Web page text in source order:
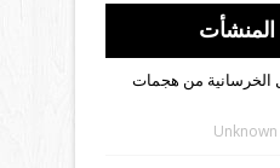
المنشأت
الخرسانية من هجمات
Unknown